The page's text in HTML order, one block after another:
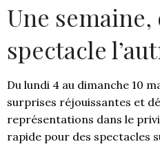
Une semaine,
spectacle
Du lundi 4 au dimanche 10
surprises réjouissantes et
représentations dans le
rapide pour des spectacles